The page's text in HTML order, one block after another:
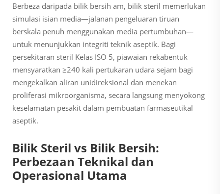
Berbeza daripada bilik bersih am, bilik steril memerlukan
simulasi isian media—jalanan pengeluaran tiruan
berskala penuh menggunakan media pertumbuhan—
untuk menunjukkan integriti teknik aseptik. Bagi
persekitaran steril Kelas ISO 5, piawaian rekabentuk
mensyaratkan ≥240 kali pertukaran udara sejam bagi
mengekalkan aliran unidireksional dan menekan
proliferasi mikroorganisma, secara langsung menyokong
keselamatan pesakit dalam pembuatan farmaseutikal
aseptik.
Bilik Steril vs Bilik Bersih:
Perbezaan Teknikal dan
Operasional Utama